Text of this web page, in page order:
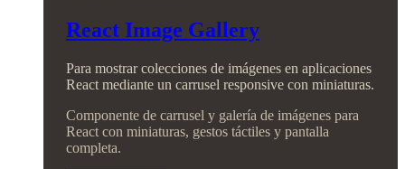
React Image Gallery
Para mostrar colecciones de imágenes en aplicaciones
React mediante un carrusel responsive con miniaturas.
Componente de carrusel y galería de imágenes para
React con miniaturas, gestos táctiles y pantalla
completa.